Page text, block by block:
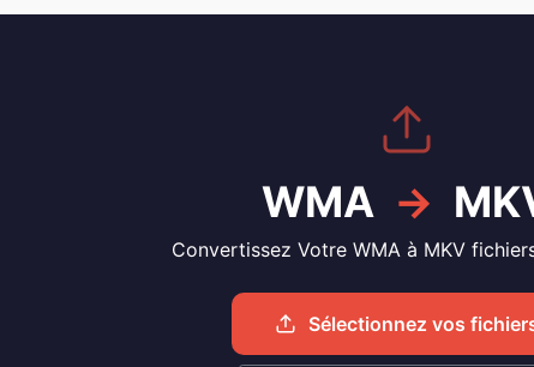
WMA →
Convertissez Votre WMA à MKV
Sélectionnez vos